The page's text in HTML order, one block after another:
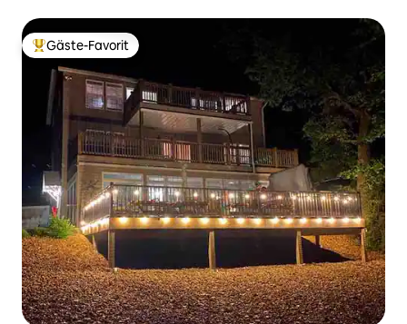
Beliebter Gäste-Favorit.
Gäste-Favorit